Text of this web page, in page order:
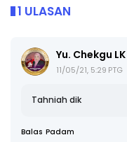
1 ULASAN
Yu. Chekgu LK
11/05/21, 5:29 PTG
Tahniah dik
Balas Padam